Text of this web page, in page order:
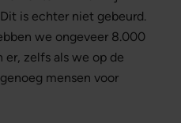
is echter niet gebeurd.
we ongeveer 8.000
er, zelfs als we op de
mensen voor